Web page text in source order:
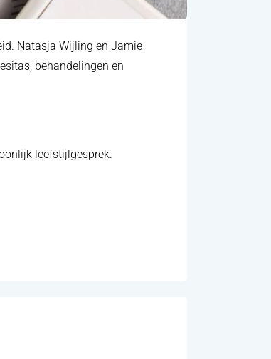
Natasja Wijling en Jamie
behandelingen en
leefstijlgesprek.